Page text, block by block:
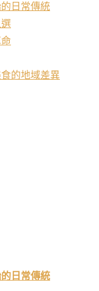
日常傳統
的地域差異
日常傳統